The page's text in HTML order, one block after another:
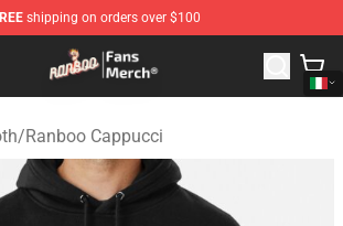
shipping on orders over $100
- Official Ranboo Merchandise Shop
/Ranboo Cappucci